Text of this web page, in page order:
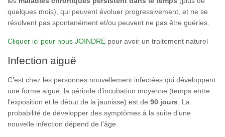
quelques mois), qui peuvent évoluer progressivement, et ne se
résolvent pas spontanément et/ou peuvent ne pas être guéries.
Cliquer ici pour nous JOINDRE pour avoir un traitement naturel
Infection aiguë
C’est chez les personnes nouvellement infectées qui développent
une forme aiguë, la période d’incubation moyenne (temps entre
l’exposition et le début de la jaunisse) est de 90 jours . La
probabilité de développer des symptômes à la suite d’une
nouvelle infection dépend de l’âge.